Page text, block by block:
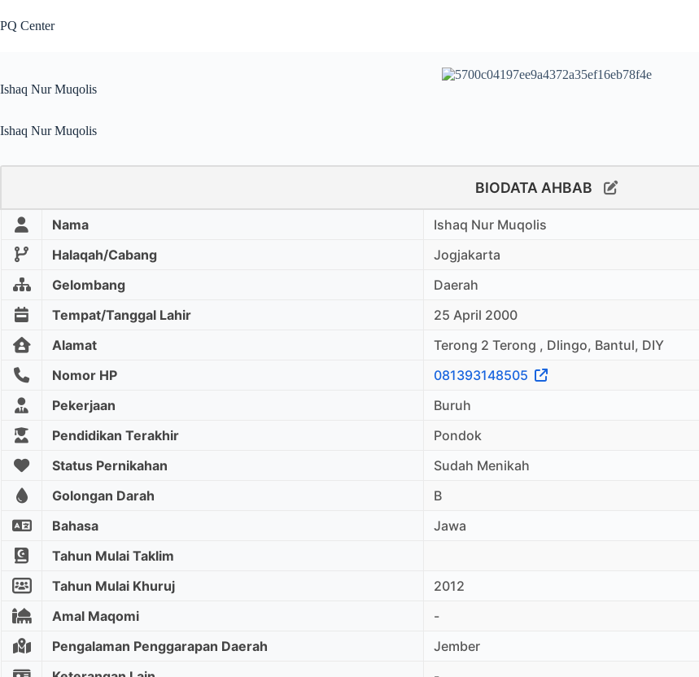
PQ Center
Ishaq Nur Muqolis
Ishaq Nur Muqolis
BIODATA AHBAB
Nama
Ishaq Nur Muqolis
Halaqah/Cabang
Jogjakarta
Gelombang
Daerah
Tempat/Tanggal Lahir
25 April 2000
Alamat
Terong 2 Terong , Dlingo, Bantul, DIY
Nomor HP
081393148505
Pekerjaan
Buruh
Pendidikan Terakhir
Pondok
Status Pernikahan
Sudah Menikah
Golongan Darah
B
Bahasa
Jawa
Tahun Mulai Taklim
Tahun Mulai Khuruj
2012
Amal Maqomi
-
Pengalaman Penggarapan Daerah
Jember